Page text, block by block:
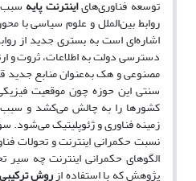
توسعه فناوری‌هایاینترنت پایه
روابط بین‌الملل و علوم سیاسی با
اشاره‌ای است به بستری جدید از
دسترسی دولت به اطلاعات، ثروت و
مصنوعی و هک به‌عنوان منابع
سنتی این حوزه چون موقعیت
کشورها را به چالش می‌کشد و
زمینه فناوری و ژئوپلیتیک
نسبت حکمرانی اینترنت و تحولات
الگوهای حکمرانی اینترنت چه سیر
پژوهش که با استفاده ازروش ترکیبی